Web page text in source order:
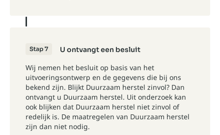
Stap 7 U ontvangt een besluit
Wij nemen het besluit op basis van het
uitvoeringsontwerp en de gegevens die bij ons
bekend zijn. Blijkt Duurzaam herstel zinvol? Dan
ontvangt u Duurzaam herstel. Uit onderzoek kan
ook blijken dat Duurzaam herstel niet zinvol of
redelijk is. De maatregelen van Duurzaam herstel
zijn dan niet nodig.